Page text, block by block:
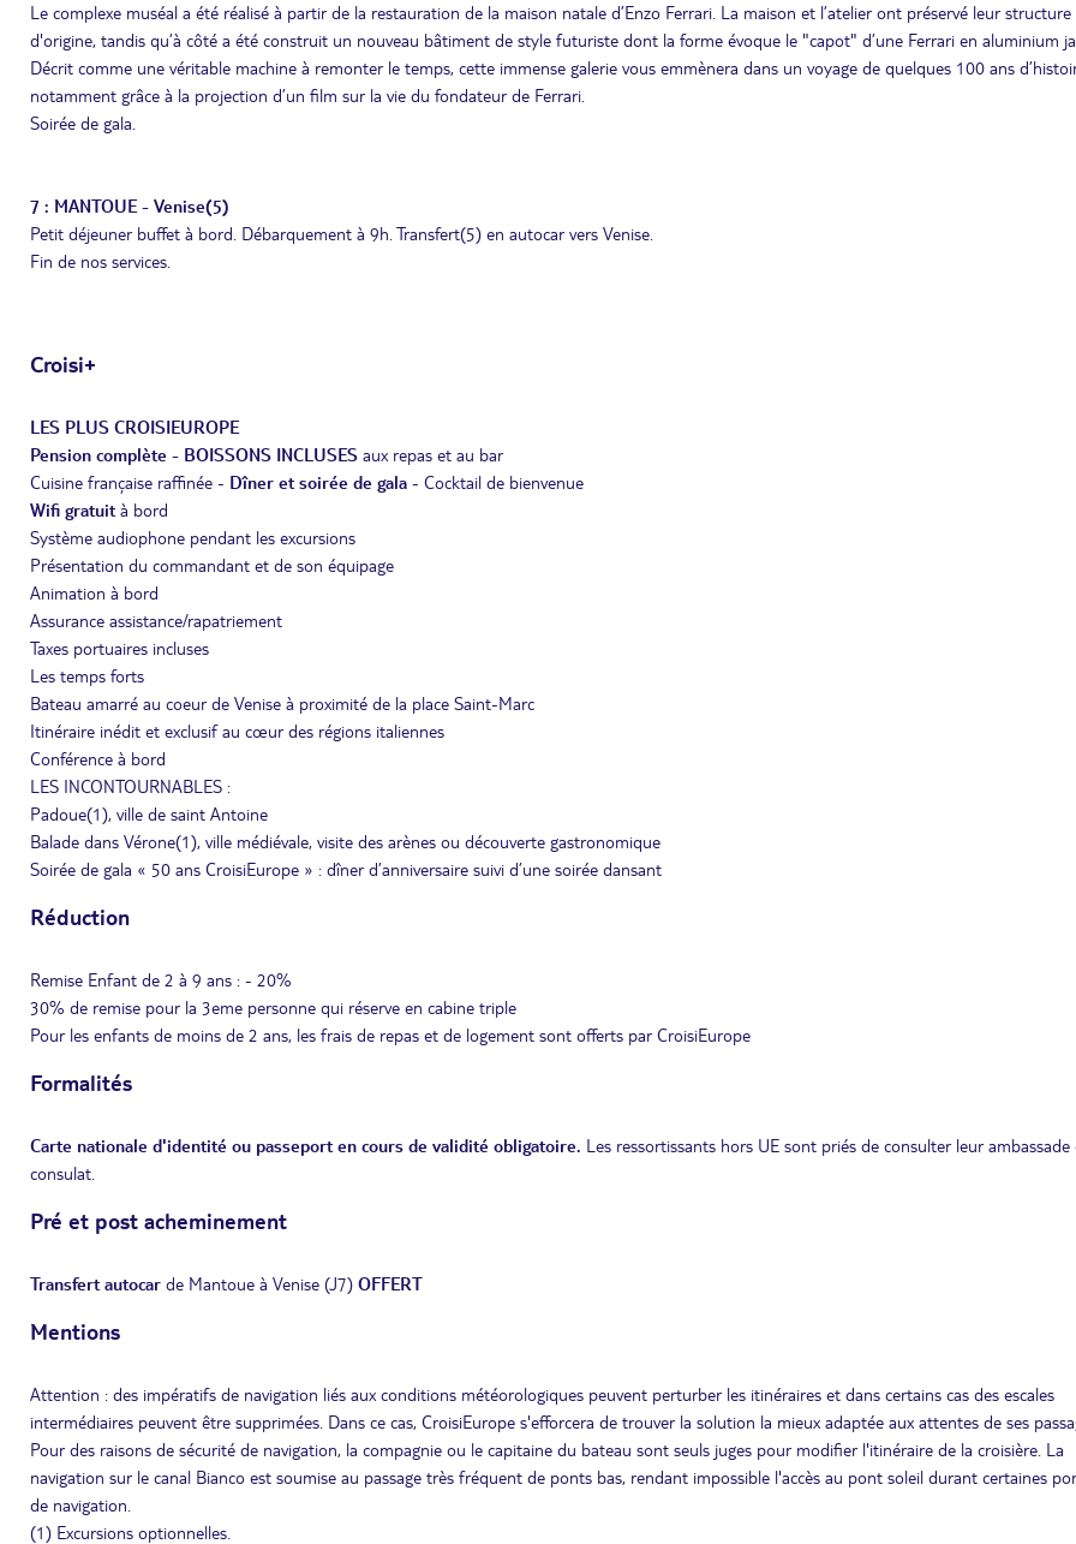
Le complexe muséal a été réalisé à partir de la restauration de la maison natale d’Enzo Ferrari. La maison et l’atelier ont préservé leur structure
d'origine, tandis qu’à côté a été construit un nouveau bâtiment de style futuriste dont la forme évoque le "capot" d’une Ferrari en aluminium
Décrit comme une véritable machine à remonter le temps, cette immense galerie vous emmènera dans un voyage de quelques 100 ans
notamment grâce à la projection d’un film sur la vie du fondateur de Ferrari.
Soirée de gala.
7 : MANTOUE - Venise(5)
Petit déjeuner buffet à bord. Débarquement à 9h. Transfert(5) en autocar vers Venise.
Fin de nos services.
Croisi+
LES PLUS CROISIEUROPE
Pension complète - BOISSONS INCLUSES aux repas et au bar
Cuisine française raffinée - Dîner et soirée de gala - Cocktail de bienvenue
Wifi gratuità bord
Système audiophone pendant les excursions
Présentation du commandant et de son équipage
Animation à bord
Assurance assistance/rapatriement
Taxes portuaires incluses
Les temps forts
Bateau amarré au coeur de Venise à proximité de la place Saint-Marc
Itinéraire inédit et exclusif au cœur des régions italiennes
Conférence à bord
LES INCONTOURNABLES :
Padoue(1), ville de saint Antoine
Balade dans Vérone(1), ville médiévale, visite des arènes ou découverte gastronomique
Soirée de gala « 50 ans CroisiEurope » : dîner d’anniversaire suivi d’une soirée dansant
Réduction
Remise Enfant de 2 à 9 ans : - 20%
30% de remise pour la 3eme personne qui réserve en cabine triple
Pour les enfants de moins de 2 ans, les frais de repas et de logement sont offerts par CroisiEurope
Formalités
Carte nationale d'identité ou passeport en cours de validité obligatoire. Les ressortissants hors UE sont priés de consulter leur
consulat.
Pré et post acheminement
Transfert autocar de Mantoue à Venise (J7) OFFERT
Mentions
Attention : des impératifs de navigation liés aux conditions météorologiques peuvent perturber les itinéraires et dans certains cas des escales
intermédiaires peuvent être supprimées. Dans ce cas, CroisiEurope s'efforcera de trouver la solution la mieux adaptée aux attentes de ses
Pour des raisons de sécurité de navigation, la compagnie ou le capitaine du bateau sont seuls juges pour modifier l'itinéraire de la croisière. La
navigation sur le canal Bianco est soumise au passage très fréquent de ponts bas, rendant impossible l'accès au pont soleil durant certaines
de navigation.
(1) Excursions optionnelles.